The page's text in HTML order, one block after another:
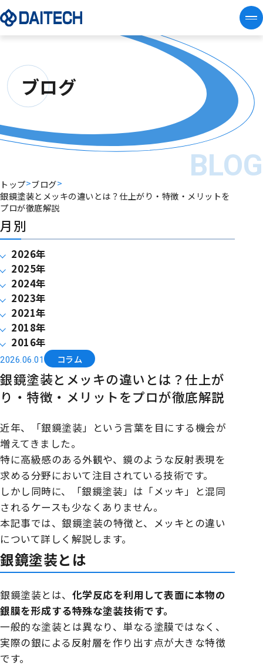
ブログ
BLOG
トップ>ブログ>
銀鏡塗装とメッキの違いとは？仕上がり・特徴・メリットを
プロが徹底解説
2026.06.01 コラム
銀鏡塗装とメッキの違いとは？仕上が
り・特徴・メリットをプロが徹底解説
近年、「銀鏡塗装」という言葉を目にする機会が
増えてきました。
特に高級感のある外観や、鏡のような反射表現を
求める分野において注目されている技術です。
しかし同時に、「銀鏡塗装」は「メッキ」と混同
されるケースも少なくありません。
本記事では、銀鏡塗装の特徴と、メッキとの違い
について詳しく解説します。
銀鏡塗装とは
銀鏡塗装とは、 化学反応を利用して表面に本物の
銀膜を形成する特殊な塗装技術です。
一般的な塗装とは異なり、単なる塗膜ではなく、
実際の銀による反射層を作り出す点が大きな特徴
です。
月別
2026年
2025年
2024年
2023年
2021年
2018年
2016年